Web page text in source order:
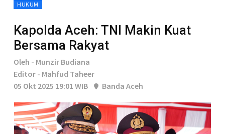
HUKUM
Kapolda Aceh: TNI Makin Kuat
Bersama Rakyat
Oleh - Munzir Budiana
Editor - Mahfud Taheer
05 Okt 2025 19:01 WIB
Banda Aceh